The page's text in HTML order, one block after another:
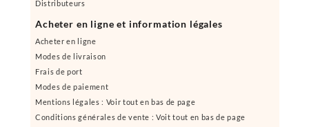
Distributeurs
Acheter en ligne et information légales
Acheter en ligne
Modes de livraison
Frais de port
Modes de paiement
Mentions légales : Voir tout en bas de page
Conditions générales de vente : Voit tout en bas de page